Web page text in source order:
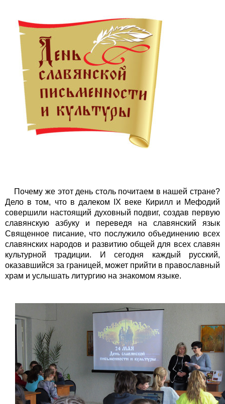
Почему же этот день столь почитаем в нашей стране?
Дело в том, что в далеком IX веке Кирилл и Мефодий
совершили настоящий духовный подвиг, создав первую
славянскую азбуку и переведя на славянский язык
Священное писание, что послужило объединению всех
славянских народов и развитию общей для всех славян
культурной традиции. И сегодня каждый русский,
оказавшийся за границей, может прийти в православный
храм и услышать литургию на знакомом языке.